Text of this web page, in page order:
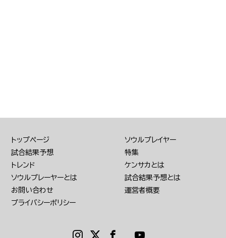
トップページ
ソウルプレイヤー
試合結果予想
特集
トレンド
ケンサカとは
ソウルプレーヤーとは
試合結果予想とは
お問い合わせ
運営者概要
プライバシーポリシー